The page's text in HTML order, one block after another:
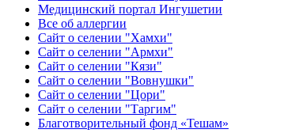
Медицинский портал Ингушетии
Все об аллергии
Сайт о селении "Хамхи"
Сайт о селении "Армхи"
Сайт о селении "Кязи"
Сайт о селении "Вовнушки"
Сайт о селении "Цори"
Сайт о селении "Таргим"
Благотворительный фонд «Тешам»